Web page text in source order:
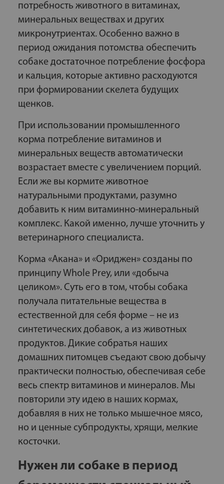
потребность животного в витаминах,
минеральных веществах и других
микронутриентах. Особенно важно в
период ожидания потомства обеспечить
собаке достаточное потребление фосфора
и кальция, которые активно расходуются
при формировании скелета будущих
щенков.
При использовании промышленного
корма потребление витаминов и
минеральных веществ автоматически
возрастает вместе с увеличением порций.
Если же вы кормите животное
натуральными продуктами, разумно
добавить к ним витаминно-минеральный
комплекс. Какой именно, лучше уточнить у
ветеринарного специалиста.
Корма «Акана» и «Ориджен» созданы по
принципу Whole Prey, или «добыча
целиком». Суть его в том, чтобы собака
получала питательные вещества в
естественной для себя форме – не из
синтетических добавок, а из животных
продуктов. Дикие собратья наших
домашних питомцев съедают свою добычу
практически полностью, обеспечивая себе
весь спектр витаминов и минералов. Мы
повторили эту идею в наших кормах,
добавляя в них не только мышечное мясо,
но и ценные субпродукты, хрящи, мелкие
косточки.
Нужен ли собаке в период